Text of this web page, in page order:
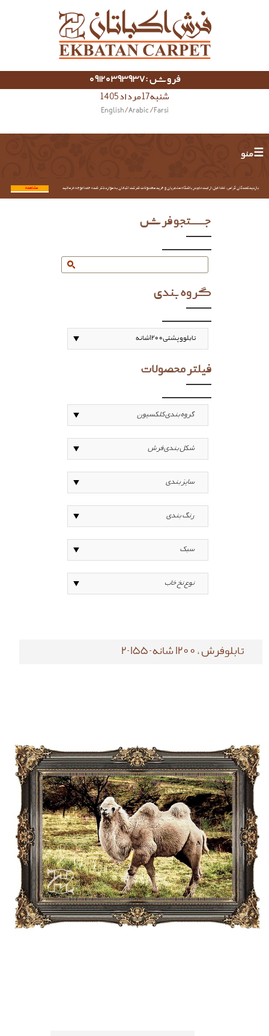
فروش :09120393937
شنبه 17 مرداد 1405
English/ Arabic / Farsi
☰ منو
بازدیدکنندگان گرامی؛ لطفا قبل از ثبت نام در باشگاه مشتریان و خرید محصولات شرکت اکباتان به موارد ذکر شده حتما توجه فرمائید. مشاهده...
جستجو فرش
گروه بندی
فیلتر محصولات
تابلوفرش ، 1200 شانه-155-2